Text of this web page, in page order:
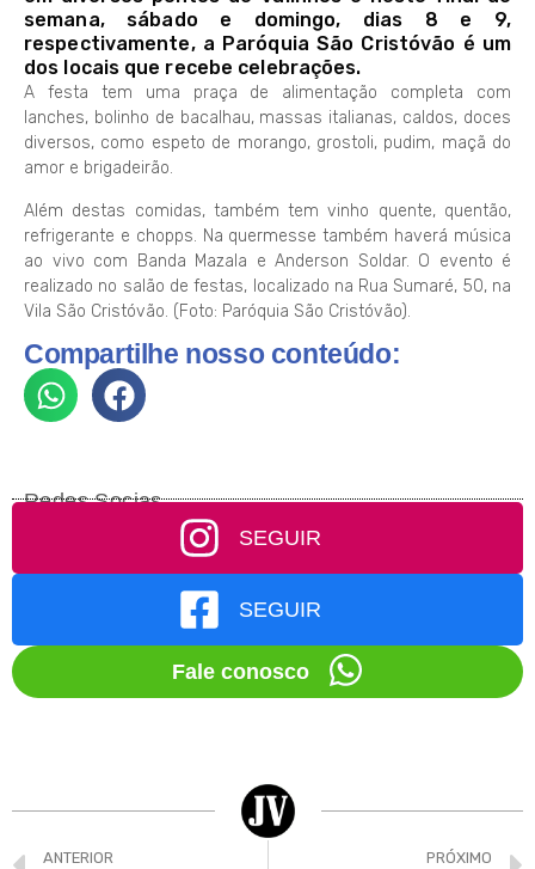
semana, sábado e domingo, dias 8 e 9,
respectivamente, a Paróquia São Cristóvão é um
dos locais que recebe celebrações.
A festa tem uma praça de alimentação completa com
lanches, bolinho de bacalhau, massas italianas, caldos, doces
diversos, como espeto de morango, grostoli, pudim, maçã do
amor e brigadeirão.
Além destas comidas, também tem vinho quente, quentão,
refrigerante e chopps. Na quermesse também haverá música
ao vivo com Banda Mazala e Anderson Soldar. O evento é
realizado no salão de festas, localizado na Rua Sumaré, 50, na
Vila São Cristóvão. (Foto: Paróquia São Cristóvão).
Compartilhe nosso conteúdo:
Redes Socias
SEGUIR
SEGUIR
Fale conosco
ANTERIOR PRÓXIMO